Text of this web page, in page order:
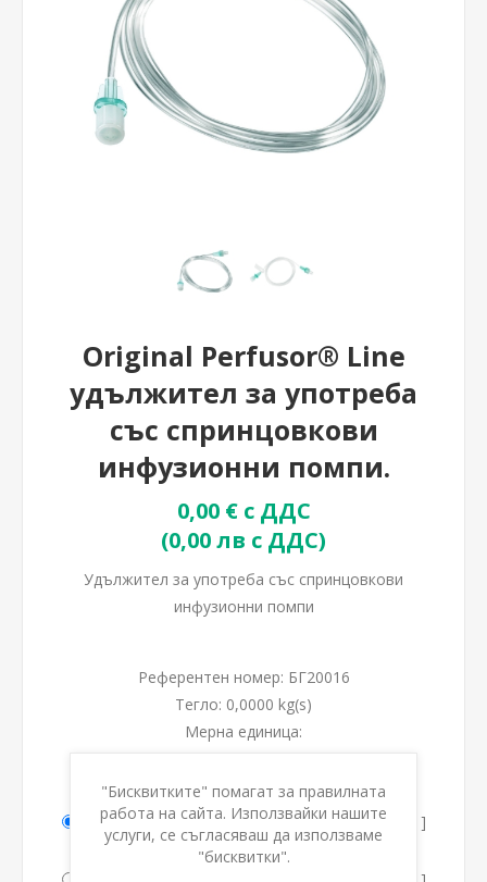
Original Perfusor® Line
удължител за употреба
със спринцовкови
инфузионни помпи.
0,00 € с ДДС
(0,00 лв с ДДС)
Удължител за употреба със спринцовкови
инфузионни помпи
Референтен номер: БГ20016
Тегло: 0,0000 kg(s)
Мерна единица:
Опции: *
Дължина 150 см. с механична клампа [1,00 € ]
(1,96лв.)
"Бисквитките" помагат за правилната
работа на сайта. Използвайки нашите
услуги, се съгласяваш да използваме
"бисквитки".